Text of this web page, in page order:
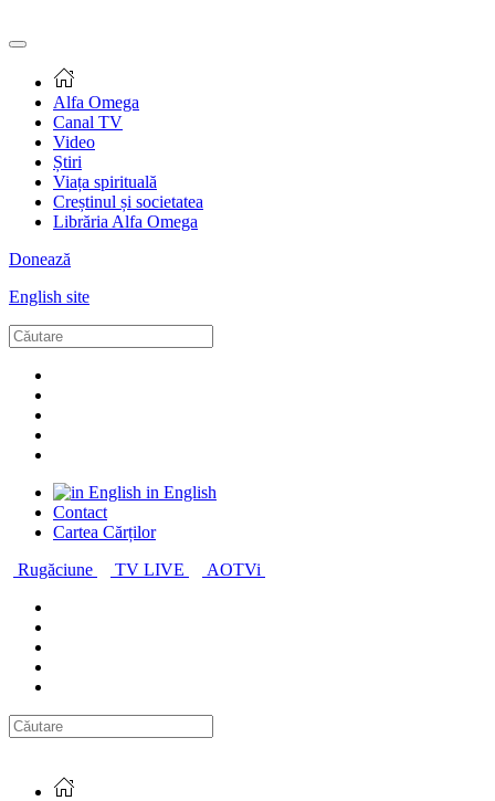
Alfa Omega
Canal TV
Video
Știri
Viața spirituală
Creștinul și societatea
Librăria Alfa Omega
Donează
English site
in English
Contact
Cartea Cărților
Rugăciune
TV LIVE AOTVi